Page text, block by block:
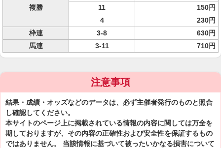
複勝
11
150円
4
230円
枠連
3-8
630円
馬連
3-11 710円
注意事項
結果・成績・オッズなどのデータは、必ず主催者発行のものと照合
し確認してください。
本サイトのページ上に掲載されている情報の内容に関しては万全を
期しておりますが、その内容の正確性および安全性を保証するもの
ではありません。 当該情報に基づいて被ったいかなる損害について